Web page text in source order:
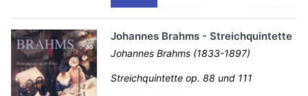
Johannes Brahms - Streichquintette
Johannes Brahms (1833-1897)
Streichquintette op. 88 und 111